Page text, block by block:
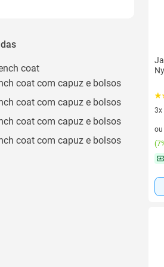
coat
coat com capuz e bolsos
coat com capuz e bolsos
coat com capuz e bolsos
coat com capuz e bolsos
3x
3
ou
(